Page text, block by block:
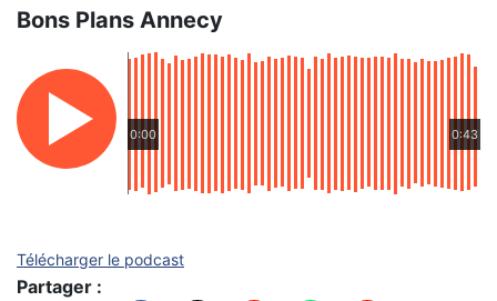
Bons Plans Annecy
0:00 0:43
Télécharger le podcast
Partager :